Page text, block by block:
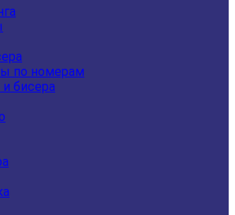
по номерам
бисера